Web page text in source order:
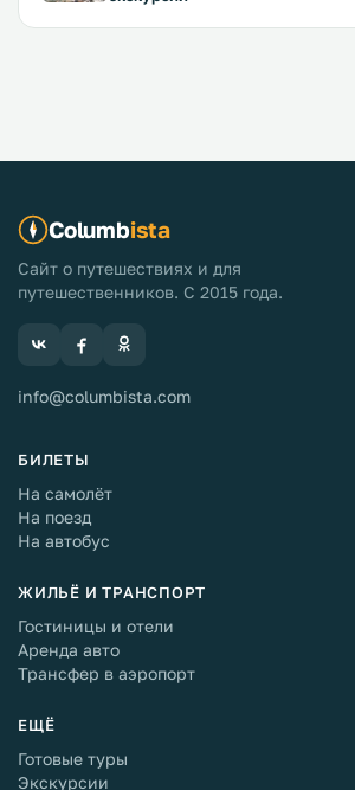
Columbista
Сайт о путешествиях и для
путешественников. С 2015 года.
info@columbista.com
БИЛЕТЫ
На самолёт
На поезд
На автобус
ЖИЛЬЁ И ТРАНСПОРТ
Гостиницы и отели
Аренда авто
Трансфер в аэропорт
ЕЩЁ
Готовые туры
Экскурсии